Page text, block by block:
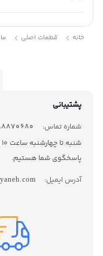
خانه قطعات اصلی
پشتیبانی
شماره تماس:
پاسخگوی شما هستیم.
آدرس ایمیل: